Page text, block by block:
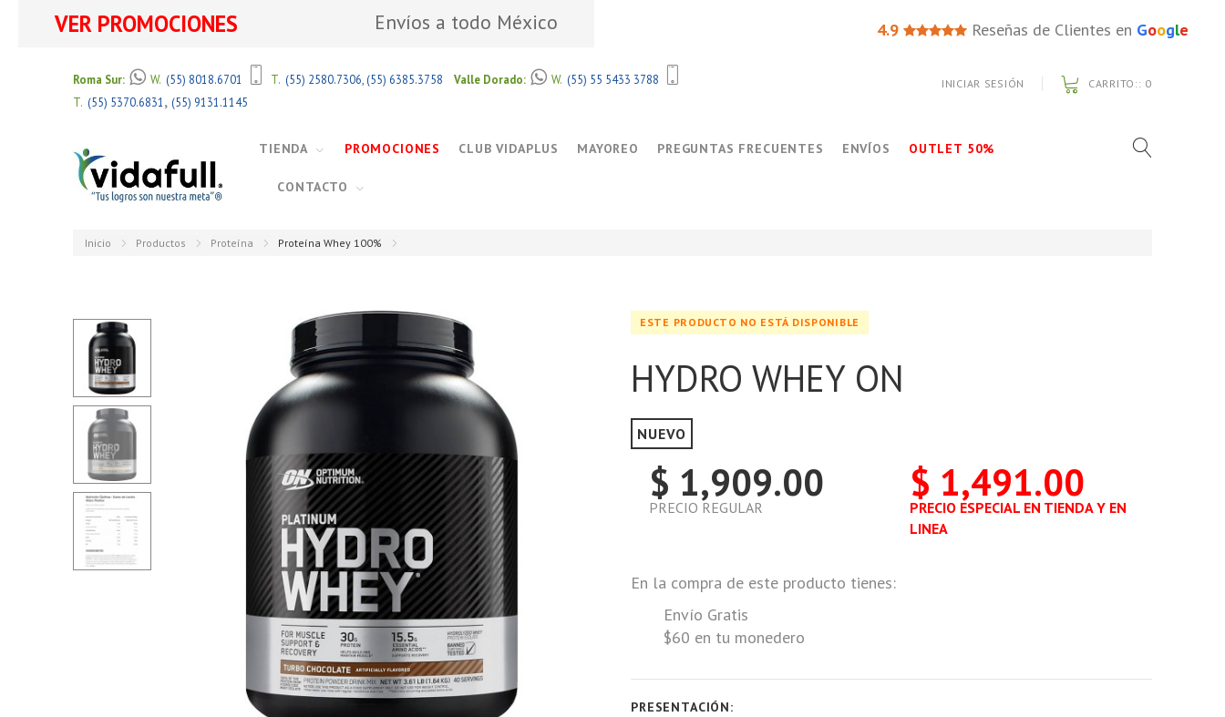
VER PROMOCIONES Envíos a todo México 4.9 Reseñas de Clientes en Google
Roma Sur: W. (55) 8018.6701 T. (55) 2580.7306 (55) 6385.3758 Valle Dorado: W. (55) 55 5433 3788
T. (55) 5370.6831 , (55) 9131.1145
INICIAR SESIÓN CARRITO:: 0
TIENDA PROMOCIONES CLUB VIDAPLUS MAYOREO PREGUNTAS FRECUENTES ENVÍOS OUTLET 50%
CONTACTO
Inicio Productos Proteína Proteína Whey 100%
ESTE PRODUCTO NO ESTÁ DISPONIBLE
HYDRO WHEY ON
NUEVO
$ 1,909.00
PRECIO REGULAR
$ 1,491.00
PRECIO ESPECIAL EN TIENDA Y EN
LINEA
En la compra de este producto tienes:
Envío Gratis
$60 en tu monedero
PRESENTACIÓN: